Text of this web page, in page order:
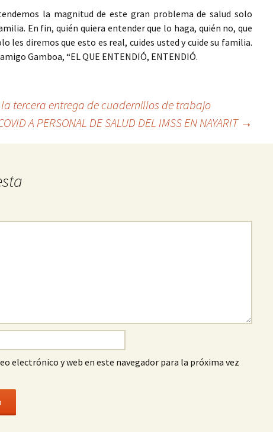
la magnitud de este gran problema de salud solo
En fin, quién quiera entender que lo haga, quién no, que
les diremos que esto es real, cuides usted y cuide su familia.
Gamboa, “EL QUE ENTENDIÓ, ENTENDIÓ.
la tercera entrega de cuadernillos de trabajo
A PERSONAL DE SALUD DEL IMSS EN NAYARIT →
electrónico y web en este navegador para la próxima vez